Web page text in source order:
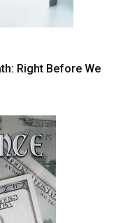
Right Before We